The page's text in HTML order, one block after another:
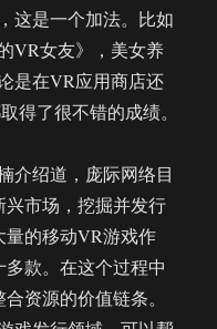
这是一个加法。比如
VR女友》，美女养
是在VR应用商店还
得了很不错的成绩。
介绍道，庞际网络目
市场，挖掘并发行
量的移动VR游戏作
款。在这个过程中
资源的价值链条。